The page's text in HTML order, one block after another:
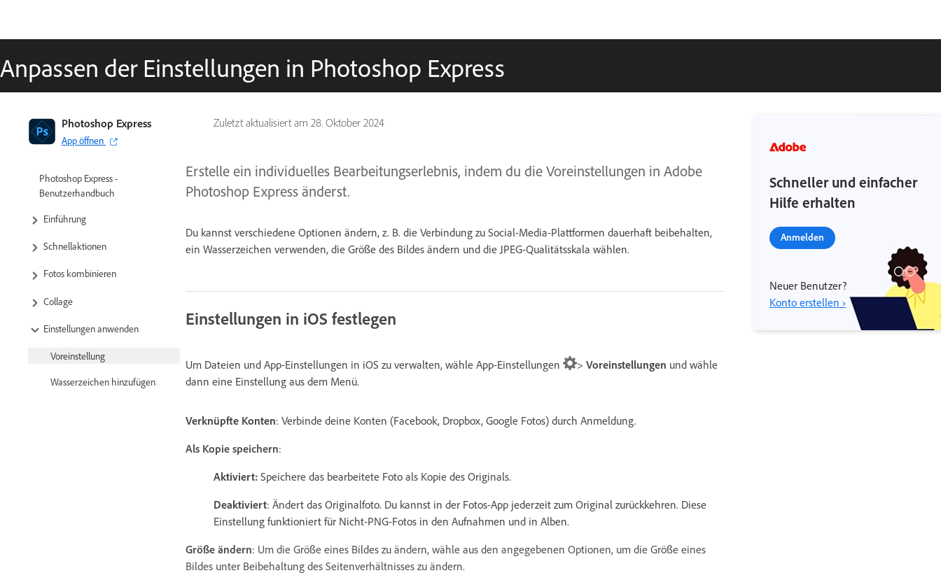
Anpassen der Einstellungen in Photoshop Express
Zuletzt aktualisiert am 28. Oktober 2024
Photoshop Express
App öffnen
Photoshop Express -
Benutzerhandbuch
Einführung
Schnellaktionen
Fotos kombinieren
Collage
Einstellungen anwenden
Voreinstellung
Wasserzeichen hinzufügen
Erstelle ein individuelles Bearbeitungserlebnis, indem du die Voreinstellungen in Adobe
Photoshop Express änderst.
Du kannst verschiedene Optionen ändern, z. B. die Verbindung zu Social-Media-Plattformen dauerhaft beibehalten,
ein Wasserzeichen verwenden, die Größe des Bildes ändern und die JPEG-Qualitätsskala wählen.
Einstellungen in iOS festlegen
Um Dateien und App-Einstellungen in iOS zu verwalten, wähle App-Einstellungen > Voreinstellungen und wähle
dann eine Einstellung aus dem Menü.
Verknüpfte Konten: Verbinde deine Konten (Facebook, Dropbox, Google Fotos) durch Anmeldung.
Als Kopie speichern:
Aktiviert: Speichere das bearbeitete Foto als Kopie des Originals.
Deaktiviert: Ändert das Originalfoto. Du kannst in der Fotos-App jederzeit zum Original zurückkehren. Diese
Einstellung funktioniert für Nicht-PNG-Fotos in den Aufnahmen und in Alben.
Größe ändern: Um die Größe eines Bildes zu ändern, wähle aus den angegebenen Optionen, um die Größe eines
Bildes unter Beibehaltung des Seitenverhältnisses zu ändern.
Schneller und einfacher
Hilfe erhalten
Anmelden
Neuer Benutzer?
Konto erstellen ›